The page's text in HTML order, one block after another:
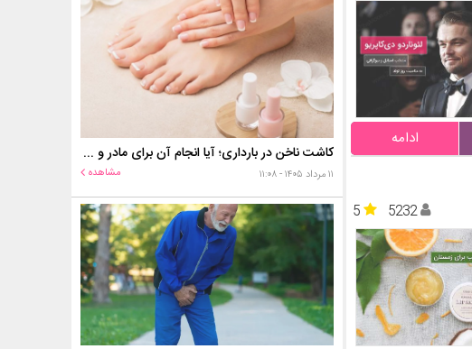
ادامه
5
5232
کاشت ناخن در بارداری؛ آیا انجام آن برای مادر و جنین خطر دارد؟
۱۱ مرداد ۱۴۰۵ - ۱۱:۰۸ مشاهده